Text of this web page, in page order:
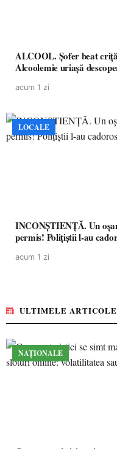
ALCOOL. Șofer beat
Alcoolemie uriașă
acum 1 zi
LOCALE
INCONȘTIENȚĂ. Un
permis! Polițiștii l-au
acum 1 zi
ULTIMELE ARTICOLE
NAȚIONALE